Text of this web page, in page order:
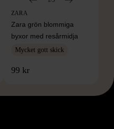
ZARA
Zara grön blommiga
byxor med resårmidja
Mycket gott skick
99 kr